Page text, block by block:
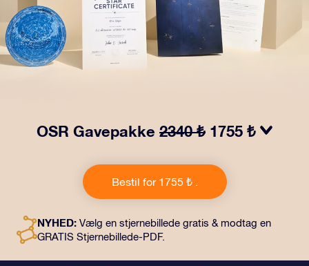
OSR Gavepakke 2340 ₺ 1755 ₺
Denne gave inkluderer en smuk kuvert og personlige
dokumenter, der sendes til en adresse efter dit eget
valg, samt digitale dokumenter og gratis brug af vores
venner og familie.
Bestil for 1755 ₺ .
NYHED: Vælg en stjernebillede gratis & modtag en
GRATIS Stjernebillede-PDF.